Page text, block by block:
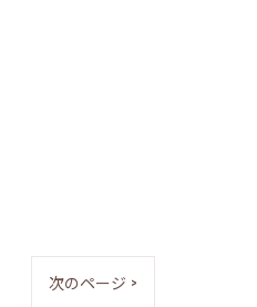
次のページ >